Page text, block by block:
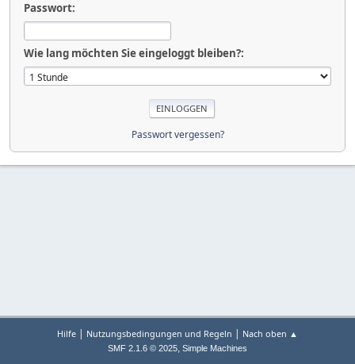
Passwort:
Wie lang möchten Sie eingeloggt bleiben?:
Passwort vergessen?
Hilfe | Nutzungsbedingungen und Regeln | Nach oben ▲
SMF 2.1.6 © 2025, Simple Machines